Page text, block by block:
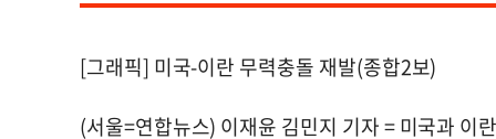
[그래픽] 미국-이란 무력충돌 재발(종합2보)
(서울=연합뉴스) 이재윤 김민지 기자 = 미국과 이